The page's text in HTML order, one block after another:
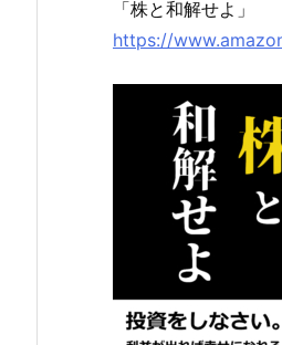
「株と和解せよ」
https://